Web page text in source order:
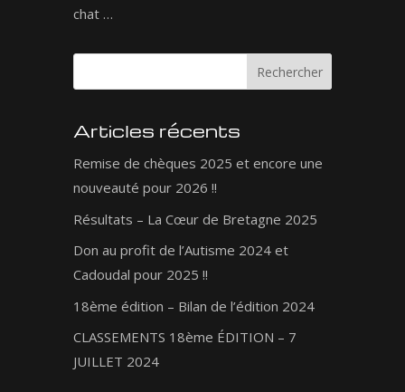
chat …
Articles récents
Remise de chèques 2025 et encore une
nouveauté pour 2026 !!
Résultats – La Cœur de Bretagne 2025
Don au profit de l’Autisme 2024 et
Cadoudal pour 2025 !!
18ème édition – Bilan de l’édition 2024
CLASSEMENTS 18ème ÉDITION – 7
JUILLET 2024